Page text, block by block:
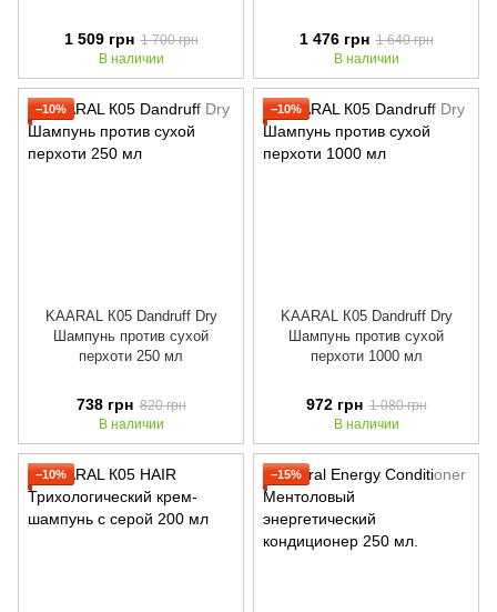
1 509 грн 1 700 грн
В наличии
1 476 грн 1 640 грн
В наличии
−10%
KAARAL К05 Dandruff Dry
Шампунь против сухой
перхоти 250 мл
738 грн 820 грн
В наличии
−10%
KAARAL К05 Dandruff Dry
Шампунь против сухой
перхоти 1000 мл
972 грн 1 080 грн
В наличии
−10% −15%